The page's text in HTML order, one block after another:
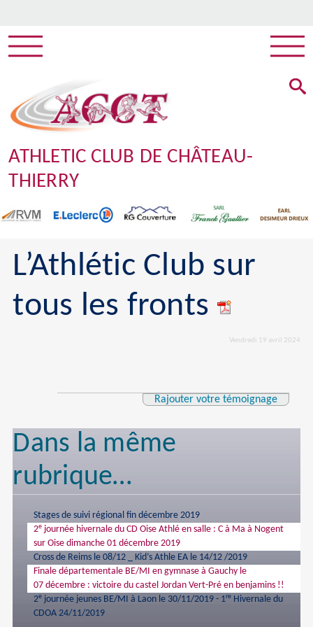
ATHLETIC CLUB DE CHÂTEAU-
THIERRY
L’Athlétic Club sur
tous les fronts
Vendredi 19 avril 2024
Rajouter votre témoignage
Dans la même
rubrique…
Stages de suivi régional fin décembre 2019
2e journée hivernale du CD Oise Athlé en salle : C à Ma à Nogent
sur Oise dimanche 01 décembre 2019
Cross de Reims le 08/12 _ Kid’s Athle EA le 14/12 /2019
Finale départementale BE/MI en gymnase à Gauchy le
07 décembre : victoire du castel Jordan Vert-Pré en benjamins !!
2e journée jeunes BE/MI à Laon le 30/11/2019 - 1re Hivernale du
CDOA 24/11/2019